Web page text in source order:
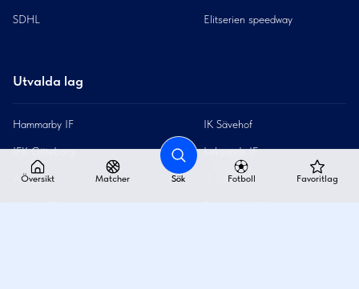
Översikt Matcher Sök Fotboll Favoritlag
SDHL Elitserien speedway
Utvalda lag
Hammarby IF
IFK Göteborg
AIK
IK Sävehof
Leksands IF
IF Björklöven